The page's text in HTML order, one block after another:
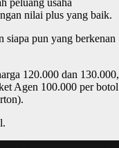
nilai plus yang baik.
siapa pun yang berkenan
120.000 dan 130.000,
Agen 100.000 per botol